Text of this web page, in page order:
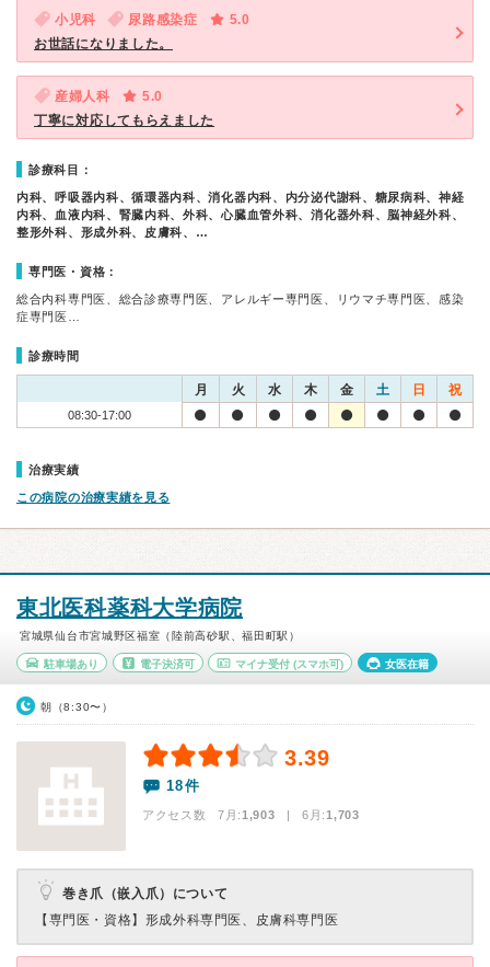
小児科 尿路感染症
5.0
お世話になりました。
産婦人科
5.0
丁寧に対応してもらえました
診療科目：
内科、呼吸器内科、循環器内科、消化器内科、内分泌代謝科、糖尿病科、神経
内科、血液内科、腎臓内科、外科、心臓血管外科、消化器外科、脳神経外科、
整形外科、形成外科、皮膚科、…
専門医・資格：
総合内科専門医、総合診療専門医、アレルギー専門医、リウマチ専門医、感染
症専門医…
診療時間
月 火 水 木 金 土 日 祝
08:30-17:00
治療実績
この病院の治療実績を見る
東北医科薬科大学病院
宮城県仙台市宮城野区福室（陸前高砂駅、福田町駅）
駐車場あり 電子決済可 マイナ受付 (スマホ可) 女医在籍
朝（8:30〜）
3.39
18件
アクセス数 7月:1,903 | 6月:1,703
巻き爪（嵌入爪）について
【専門医・資格】 形成外科専門医、皮膚科専門医